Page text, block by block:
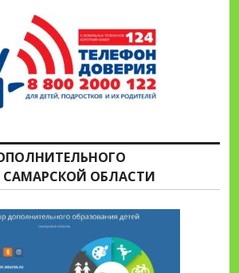
САМАРСКОЙ ОБЛАСТИ